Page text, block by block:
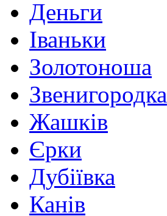
Деньги
Іваньки
Золотоноша
Звенигородка
Жашків
Єрки
Дубіївка
Канів